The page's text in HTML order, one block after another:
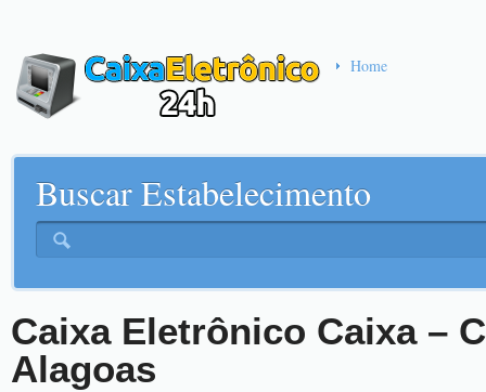
Home
Buscar Estabelecimento
Caixa Eletrônico Caixa –
Alagoas